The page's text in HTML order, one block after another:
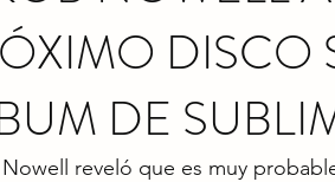
DISCO
DE
reveló que es muy